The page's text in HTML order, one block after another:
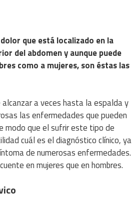
que está localizado en la
del abdomen y aunque puede
como a mujeres, son éstas las
a veces hasta la espalda y
las enfermedades que pueden
modo que el sufrir este tipo de
cuál es el diagnóstico clínico, ya
de numerosas enfermedades.
en mujeres que en hombres.